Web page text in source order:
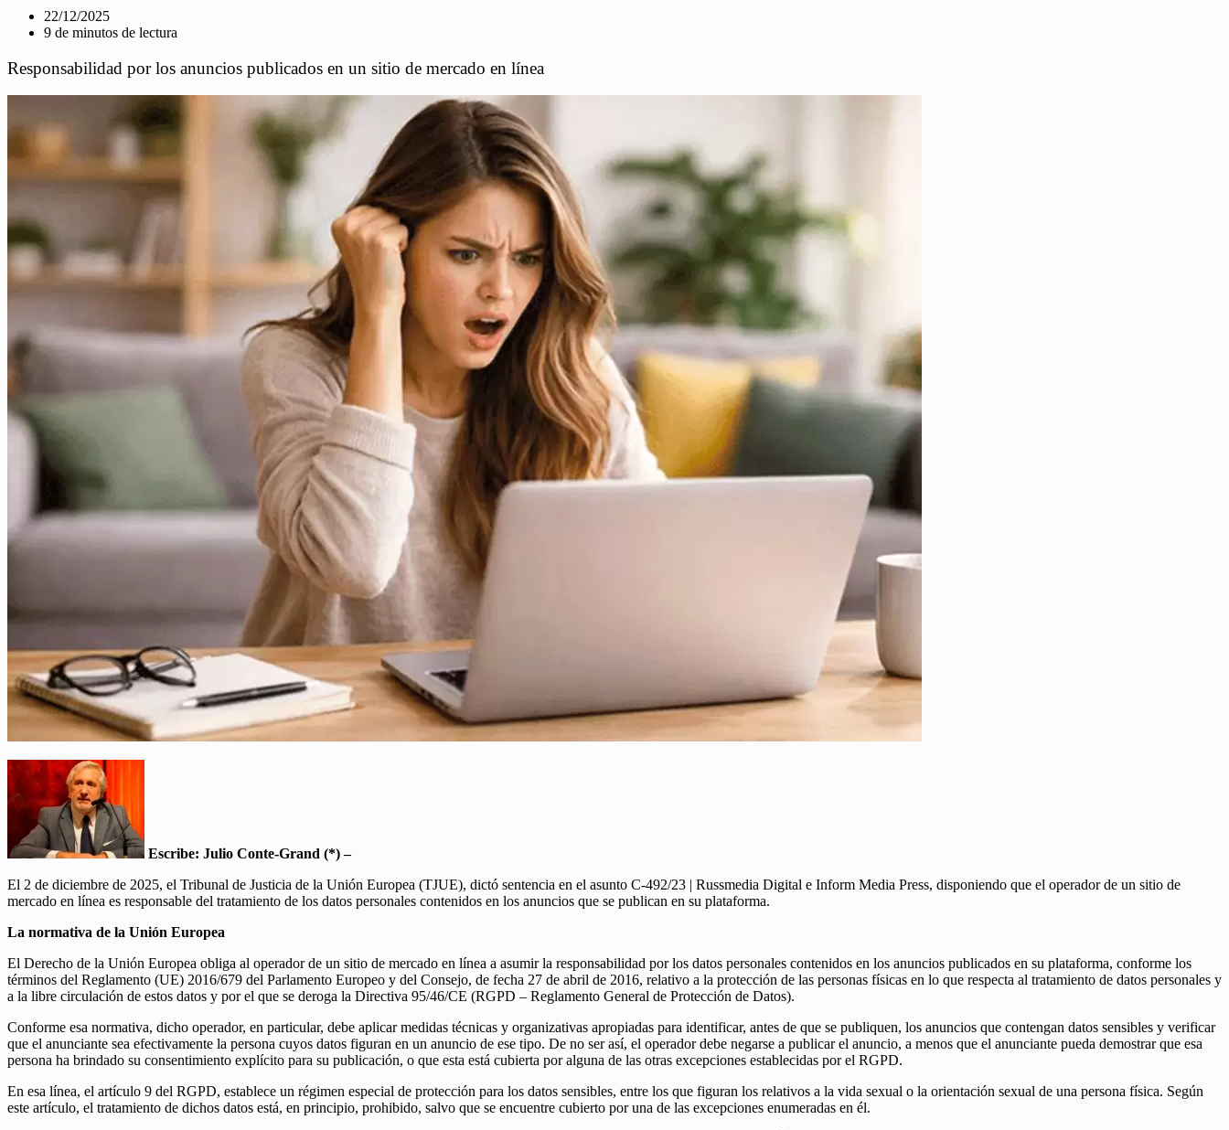
22/12/2025
9 de minutos de lectura
Responsabilidad por los anuncios publicados en un sitio de mercado en línea
Escribe: Julio Conte-Grand (*) –
El 2 de diciembre de 2025, el Tribunal de Justicia de la Unión Europea (TJUE), dictó sentencia en el asunto C-492/23 | Russmedia Digital e Inform Media Press, disponiendo que el operador de un sitio de
mercado en línea es responsable del tratamiento de los datos personales contenidos en los anuncios que se publican en su plataforma.
La normativa de la Unión Europea
El Derecho de la Unión Europea obliga al operador de un sitio de mercado en línea a asumir la responsabilidad por los datos personales contenidos en los anuncios publicados en su plataforma, conforme los
términos del Reglamento (UE) 2016/679 del Parlamento Europeo y del Consejo, de fecha 27 de abril de 2016, relativo a la protección de las personas físicas en lo que respecta al tratamiento de datos personales y
a la libre circulación de estos datos y por el que se deroga la Directiva 95/46/CE (RGPD – Reglamento General de Protección de Datos).
Conforme esa normativa, dicho operador, en particular, debe aplicar medidas técnicas y organizativas apropiadas para identificar, antes de que se publiquen, los anuncios que contengan datos sensibles y verificar
que el anunciante sea efectivamente la persona cuyos datos figuran en un anuncio de ese tipo. De no ser así, el operador debe negarse a publicar el anuncio, a menos que el anunciante pueda demostrar que esa
persona ha brindado su consentimiento explícito para su publicación, o que esta está cubierta por alguna de las otras excepciones establecidas por el RGPD.
En esa línea, el artículo 9 del RGPD, establece un régimen especial de protección para los datos sensibles, entre los que figuran los relativos a la vida sexual o la orientación sexual de una persona física. Según
este artículo, el tratamiento de dichos datos está, en principio, prohibido, salvo que se encuentre cubierto por una de las excepciones enumeradas en él.